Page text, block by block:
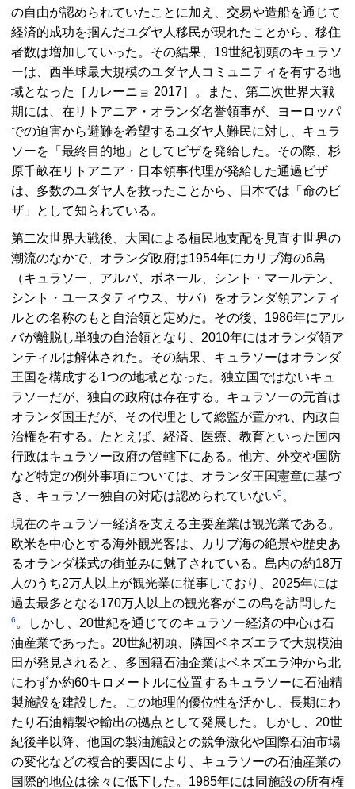
の自由が認められていたことに加え、交易や造船を通じて
経済的成功を掴んだユダヤ人移民が現れたことから、移住
者数は増加していった。その結果、19世紀初頭のキュラソ
ーは、西半球最大規模のユダヤ人コミュニティを有する地
域となった［カレーニョ 2017］。また、第二次世界大戦
期には、在リトアニア・オランダ名誉領事が、ヨーロッパ
での迫害から避難を希望するユダヤ人難民に対し、キュラ
ソーを「最終目的地」としてビザを発給した。その際、杉
原千畝在リトアニア・日本領事代理が発給した通過ビザ
は、多数のユダヤ人を救ったことから、日本では「命のビ
ザ」として知られている。
第二次世界大戦後、大国による植民地支配を見直す世界の
潮流のなかで、オランダ政府は1954年にカリブ海の6島
（キュラソー、アルバ、ボネール、シント・マールテン、
シント・ユースタティウス、サバ）をオランダ領アンティ
ルとの名称のもと自治領と定めた。その後、1986年にアル
バが離脱し単独の自治領となり、2010年にはオランダ領ア
ンティルは解体された。その結果、キュラソーはオランダ
王国を構成する1つの地域となった。独立国ではないキュ
ラソーだが、独自の政府は存在する。キュラソーの元首は
オランダ国王だが、その代理として総監が置かれ、内政自
治権を有する。たとえば、経済、医療、教育といった国内
行政はキュラソー政府の管轄下にある。他方、外交や国防
など特定の例外事項については、オランダ王国憲章に基づ
き、キュラソー独自の対応は認められていない5。
現在のキュラソー経済を支える主要産業は観光業である。
欧米を中心とする海外観光客は、カリブ海の絶景や歴史あ
るオランダ様式の街並みに魅了されている。島内の約18万
人のうち2万人以上が観光業に従事しており、2025年には
過去最多となる170万人以上の観光客がこの島を訪問した
6 。しかし、20世紀を通じてのキュラソー経済の中心は石
油産業であった。20世紀初頭、隣国ベネズエラで大規模油
田が発見されると、多国籍石油企業はベネズエラ沖から北
にわずか約60キロメートルに位置するキュラソーに石油精
製施設を建設した。この地理的優位性を活かし、長期にわ
たり石油精製や輸出の拠点として発展した。しかし、20世
紀後半以降、他国の製油施設との競争激化や国際石油市場
の変化などの複合的要因により、キュラソーの石油産業の
国際的地位は徐々に低下した。1985年には同施設の所有権